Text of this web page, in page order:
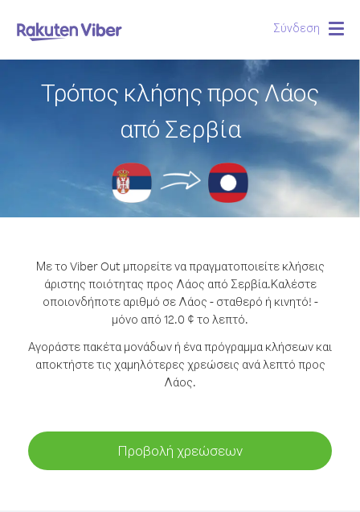
Σύνδεση
Τρόπος κλήσης προς Λάος
από Σερβία
Με το Viber Out μπορείτε να πραγματοποιείτε κλήσεις
άριστης ποιότητας προς Λάος από Σερβία.Καλέστε
οποιονδήποτε αριθμό σε Λάος - σταθερό ή κινητό! -
μόνο από 12.0 ¢ το λεπτό.
Αγοράστε πακέτα μονάδων ή ένα πρόγραμμα κλήσεων και
αποκτήστε τις χαμηλότερες χρεώσεις ανά λεπτό προς
Λάος.
Προβολή χρεώσεων